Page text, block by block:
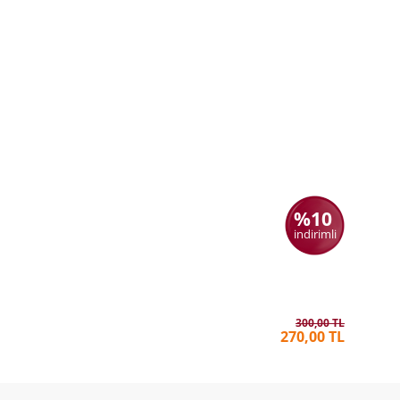
%10
indirimli
300,00 TL
270,00 TL